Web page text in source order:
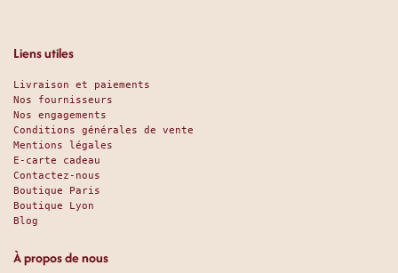
Liens utiles
Livraison et paiements
Nos fournisseurs
Nos engagements
Conditions générales de vente
Mentions légales
E-carte cadeau
Contactez-nous
Boutique Paris
Boutique Lyon
Blog
À propos de nous